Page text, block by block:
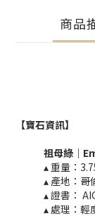
商品
【寶石資訊】
祖母綠｜
▴ 重量：
▴ 產地：
▴ 證書：
▴ 處理：輕